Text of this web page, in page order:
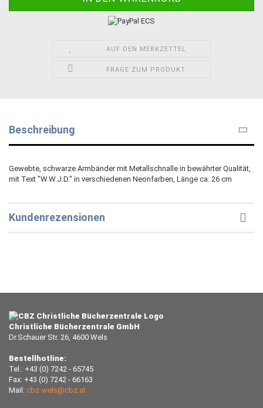
AUF DEN MERKZETTEL
FRAGE ZUM PRODUKT
Beschreibung
Gewebte, schwarze Armbänder mit Metallschnalle in bewährter Qualität,
mit Text "W.W.J.D." in verschiedenen Neonfarben, Länge ca. 26 cm
Kundenrezensionen
Christliche Bücherzentrale GmbH
Dr.Schauer Str. 26, 4600 Wels
Bestellhotline:
Tel.: +43 (0) 7242 - 65745
Fax: +43 (0) 7242 - 66163
Mail: cbz-wels@cbz.at